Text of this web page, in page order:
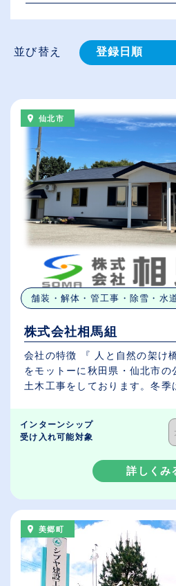
並び替え 登録⽇順
（⾼卒の給与
従業員が多い順
休日数が多い
仙北市
舗装・解体・管工事・除雪・水
株式会社相馬組
会社の特徴 『 人と自然の架け
をモットーに秋田県・仙北市の
土木工事をしております。冬季
インターンシップ
受け入れ可能対象
詳しくみ
美郷町